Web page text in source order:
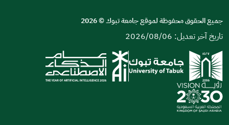
جميع الحقوق محفوظة لموقع جامعة تبوك©
2026
تاريخ آخر تعديل: 2026/08/06